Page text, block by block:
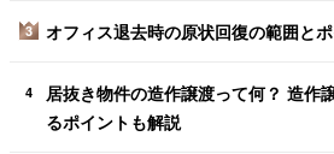
3 オフィス退去時の原状回復の範囲と
4
居抜き物件の造作譲渡って何？ 造作
るポイントも解説